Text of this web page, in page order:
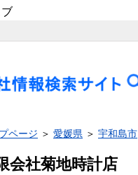
ページ ＞ 愛媛県 ＞ 宇和島市
会社菊地時計店